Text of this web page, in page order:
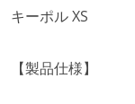
キーポル XS
【製品仕様】